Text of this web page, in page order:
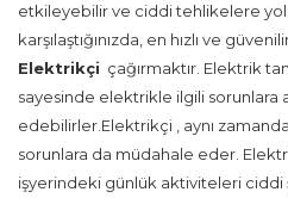
etkileyebilir ve ciddi tehlikelere
karşılaştığınızda, en hızlı ve
Elektrikçi çağırmaktır. Elektrik
sayesinde elektrikle ilgili sorunlara
edebilirler.Elektrikçi , aynı
sorunlara da müdahale eder.
işyerindeki günlük aktiviteleri